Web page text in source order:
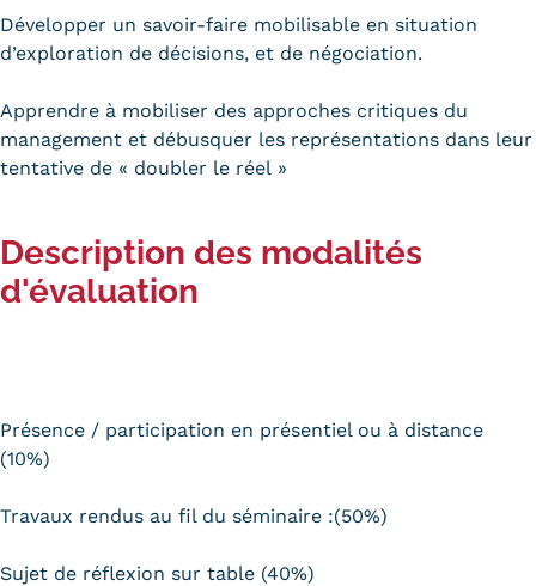
Lexique
Qualiopi
Mobilité internationale et
Erasmus
Modalités d'inscription
Développer un savoir-faire mobilisable en situation
d’exploration de décisions, et de négociation.
Apprendre à mobiliser des approches critiques du
management et débusquer les représentations dans leur
tentative de « doubler le réel »
Description des modalités
d'évaluation
Présence / participation en présentiel ou à distance
(10%)
Travaux rendus au fil du séminaire :(50%)
Sujet de réflexion sur table (40%)